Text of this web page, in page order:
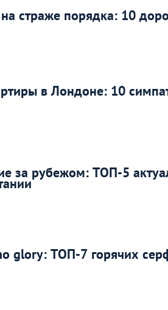
страже порядка: 10
в Лондоне: 10
за рубежом: ТОП-5
glory: ТОП-7 горячих